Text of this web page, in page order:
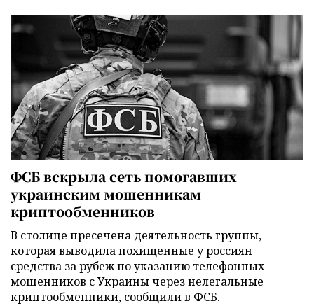
ФСБ вскрыла сеть помогавших
украинским мошенникам
криптообменников
В столице пресечена деятельность группы,
которая выводила похищенные у россиян
средства за рубеж по указанию телефонных
мошенников с Украины через нелегальные
криптообменники, сообщили в ФСБ.